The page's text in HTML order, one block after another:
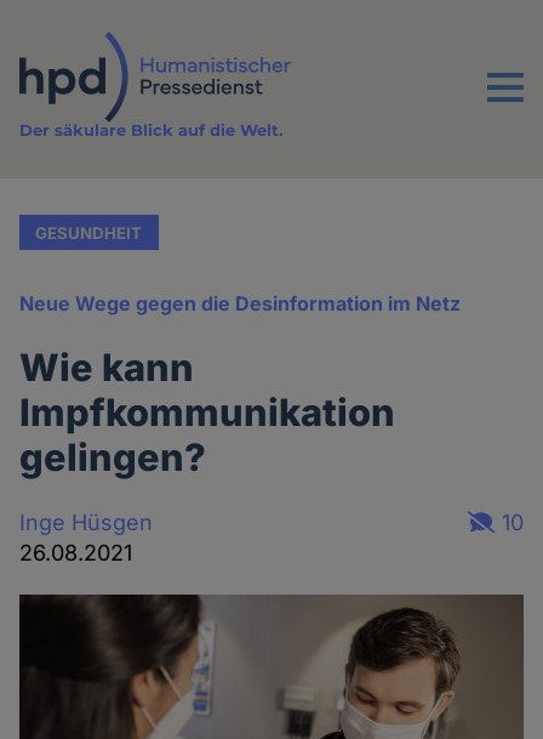
Inhalt
Menu
Der säkulare Blick auf die Welt.
GESUNDHEIT
Neue Wege gegen die Desinformation im Netz
Wie kann
Impfkommunikation
gelingen?
Inge Hüsgen
26.08.2021
10